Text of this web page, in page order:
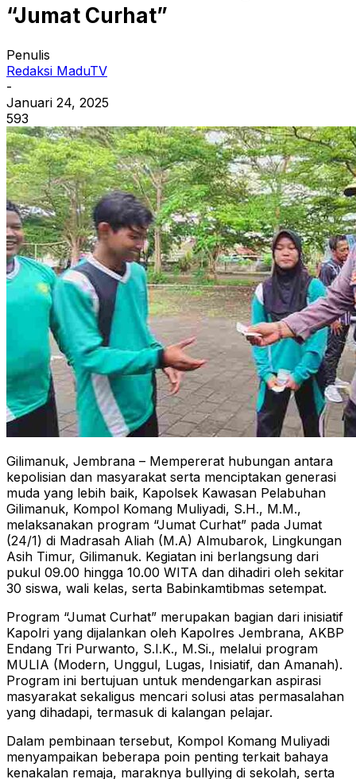
“Jumat Curhat”
Penulis
Redaksi MaduTV
-
Januari 24, 2025
593
Gilimanuk, Jembrana – Mempererat hubungan antara
kepolisian dan masyarakat serta menciptakan generasi
muda yang lebih baik, Kapolsek Kawasan Pelabuhan
Gilimanuk, Kompol Komang Muliyadi, S.H., M.M.,
melaksanakan program “Jumat Curhat” pada Jumat
(24/1) di Madrasah Aliah (M.A) Almubarok, Lingkungan
Asih Timur, Gilimanuk. Kegiatan ini berlangsung dari
pukul 09.00 hingga 10.00 WITA dan dihadiri oleh sekitar
30 siswa, wali kelas, serta Babinkamtibmas setempat.
Program “Jumat Curhat” merupakan bagian dari inisiatif
Kapolri yang dijalankan oleh Kapolres Jembrana, AKBP
Endang Tri Purwanto, S.I.K., M.Si., melalui program
MULIA (Modern, Unggul, Lugas, Inisiatif, dan Amanah).
Program ini bertujuan untuk mendengarkan aspirasi
masyarakat sekaligus mencari solusi atas permasalahan
yang dihadapi, termasuk di kalangan pelajar.
Dalam pembinaan tersebut, Kompol Komang Muliyadi
menyampaikan beberapa poin penting terkait bahaya
kenakalan remaja, maraknya bullying di sekolah, serta